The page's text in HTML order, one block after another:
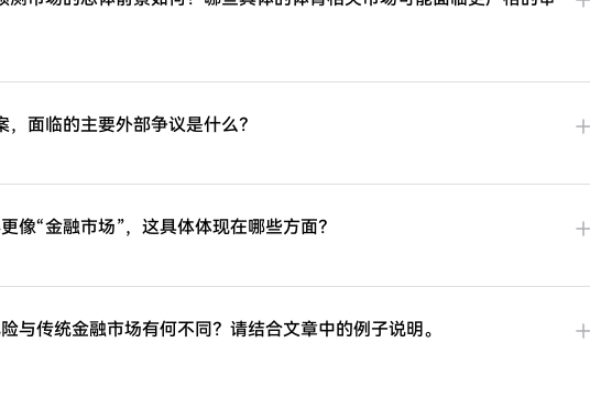
面临的主要外部争议是什么？
像“金融市场”，这具体体现在哪些方面？
与传统金融市场有何不同？请结合文章中的例子说明。